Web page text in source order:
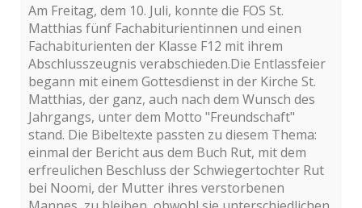
Am Freitag, dem 10. Juli, konnte die FOS St.
Matthias fünf Fachabiturientinnen und einen
Fachabiturienten der Klasse F12 mit ihrem
Abschlusszeugnis verabschieden.Die Entlassfeier
begann mit einem Gottesdienst in der Kirche St.
Matthias, der ganz, auch nach dem Wunsch des
Jahrgangs, unter dem Motto "Freundschaft"
stand. Die Bibeltexte passten zu diesem Thema:
einmal der Bericht aus dem Buch Rut, mit dem
erfreulichen Beschluss der Schwiegertochter Rut
bei Noomi, der Mutter ihres verstorbenen